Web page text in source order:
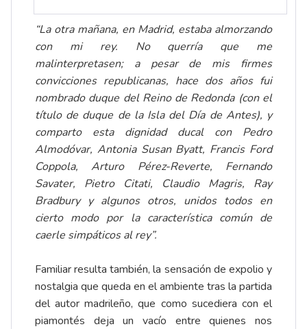
“La otra mañana, en Madrid, estaba almorzando
con mi rey. No querría que me
malinterpretasen; a pesar de mis firmes
convicciones republicanas, hace dos años fui
nombrado duque del Reino de Redonda (con el
título de duque de la Isla del Día de Antes), y
comparto esta dignidad ducal con Pedro
Almodóvar, Antonia Susan Byatt, Francis Ford
Coppola, Arturo Pérez-Reverte, Fernando
Savater, Pietro Citati, Claudio Magris, Ray
Bradbury y algunos otros, unidos todos en
cierto modo por la característica común de
caerle simpáticos al rey”.
Familiar resulta también, la sensación de expolio y
nostalgia que queda en el ambiente tras la partida
del autor madrileño, que como sucediera con el
piamontés deja un vacío entre quienes nos